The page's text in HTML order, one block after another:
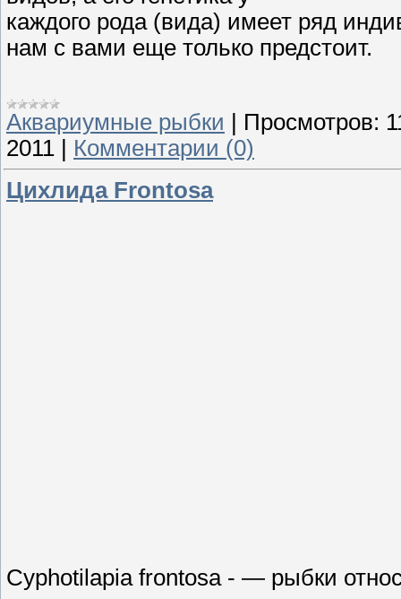
каждого рода (вида) имеет ряд
нам с вами еще только предстоит.
Аквариумные рыбки Просмотров:
2011
Комментарии (0)
Цихлида Frontosa
Cyphotilapia frontosa - — рыбки